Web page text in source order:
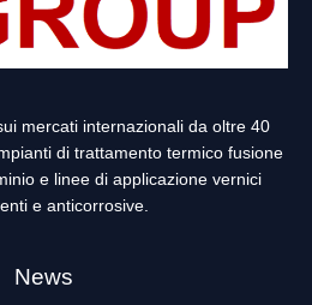
mercati internazionali da oltre 40
di trattamento termico fusione
e linee di applicazione vernici
e anticorrosive.
News